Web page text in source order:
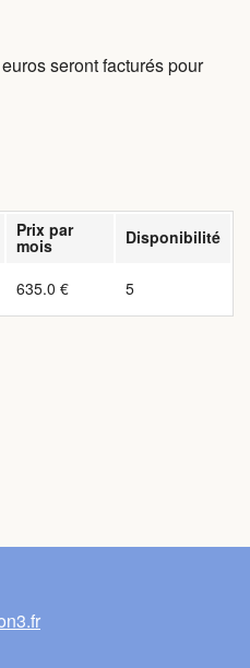
seront facturés pour
Prix par
mois
Disponibilité
635.0 € 5